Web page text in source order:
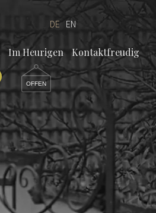
Im Heurigen
OFFEN
Kontaktfreudig
DE EN